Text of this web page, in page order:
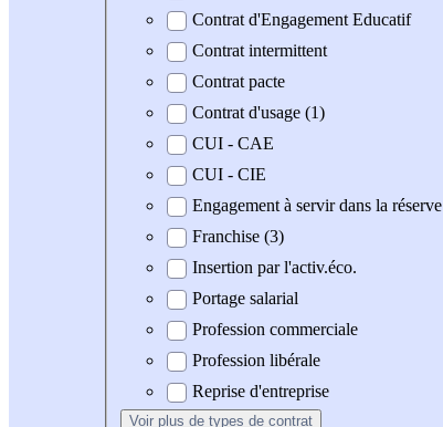
Contrat d'Engagement Educatif
Contrat intermittent
Contrat pacte
Contrat d'usage (1)
CUI - CAE
CUI - CIE
Engagement à servir dans la réserve
Franchise (3)
Insertion par l'activ.éco.
Portage salarial
Profession commerciale
Profession libérale
Reprise d'entreprise
Voir plus de types de contrat